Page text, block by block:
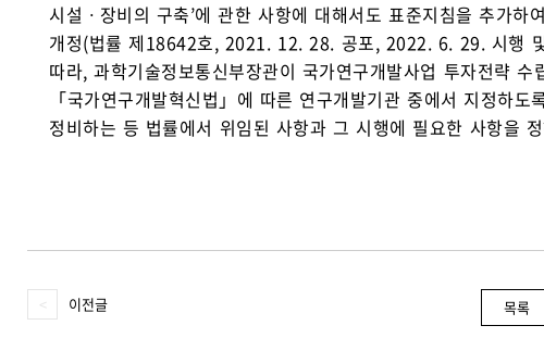
시설ㆍ장비의 구축’에 관한 사항에 대해서도 표준지침을 추가
개정(법률 제18642호, 2021. 12. 28. 공포, 2022. 6. 29. 시행
따라, 과학기술정보통신부장관이 국가연구개발사업 투자전략
「국가연구개발혁신법」에 따른 연구개발기관 중에서 지정하
정비하는 등 법률에서 위임된 사항과 그 시행에 필요한 사항을
이전글 목록